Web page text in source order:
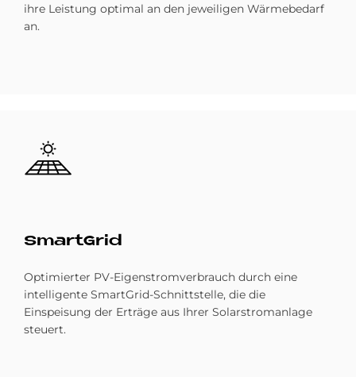
ihre Leistung optimal an den jeweiligen Wärmebedarf
an.
Bild
Smart­Grid
Optimierter PV-Eigenstromverbrauch durch eine
intelligente SmartGrid-Schnittstelle, die die
Einspeisung der Erträge aus Ihrer Solarstromanlage
steuert.